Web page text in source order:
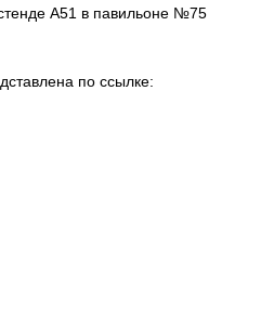
А51 в павильоне №75
по ссылке: